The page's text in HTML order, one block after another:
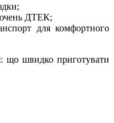
ДТЕК;
для комфортного
що швидко приготувати